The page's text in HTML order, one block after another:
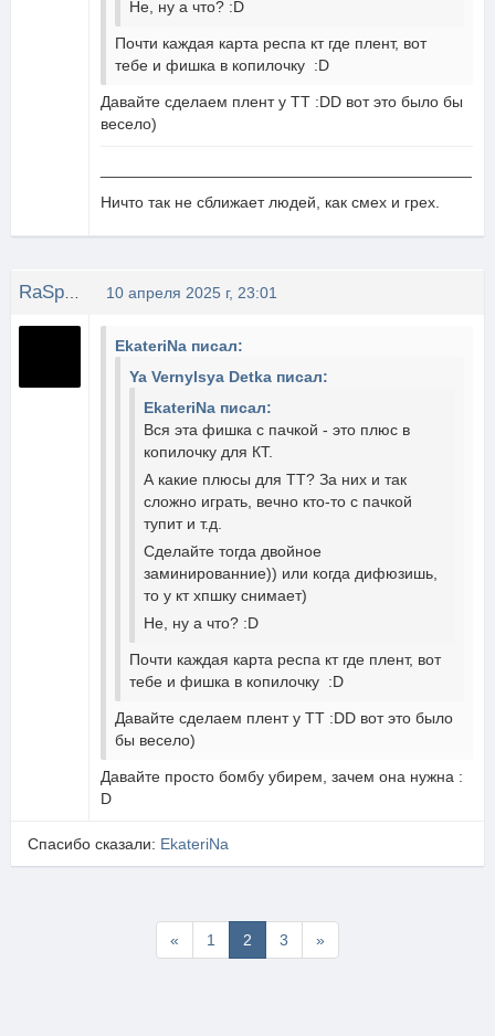
Не, ну а что? :D
Почти каждая карта респа кт где плент, вот
тебе и фишка в копилочку :D
Давайте сделаем плент у ТТ :DD вот это было бы
весело)
Ничто так не сближает людей, как смех и грех.
10 апреля 2025 г, 23:01
EkateriNa писал:
Ya Vernylsya Detka писал:
EkateriNa писал:
Вся эта фишка с пачкой - это плюс в
копилочку для КТ.
А какие плюсы для ТТ? За них и так
сложно играть, вечно кто-то с пачкой
тупит и т.д.
Сделайте тогда двойное
заминированние)) или когда дифюзишь,
то у кт хпшку снимает)
Не, ну а что? :D
Почти каждая карта респа кт где плент, вот
тебе и фишка в копилочку :D
Давайте сделаем плент у ТТ :DD вот это было
бы весело)
Давайте просто бомбу убирем, зачем она нужна :
D
Спасибо сказали: EkateriNa
« Первая
1 2 3 »Последняя